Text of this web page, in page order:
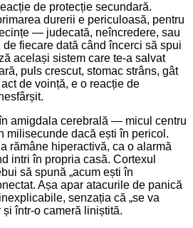
de protecție secundară.
durerii e periculoasă, pentru
— judecată, neîncredere, sau
fiecare dată când încerci să spui
același sistem care te-a salvat
puls crescut, stomac strâns, gât
de voință, e o reacție de
amigdala cerebrală — micul centru
milisecunde dacă ești în pericol.
rămâne hiperactivă, ca o alarmă
intri în propria casă. Cortexul
să spună „acum ești în
Așa apar atacurile de panică
senzația că „se va
într-o cameră liniștită.